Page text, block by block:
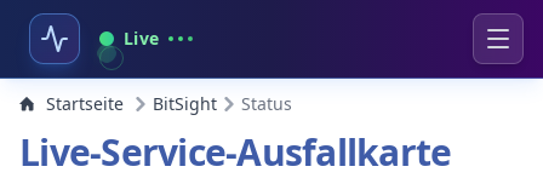
Live
Startseite BitSight Status
Live-Service-Ausfallkarte